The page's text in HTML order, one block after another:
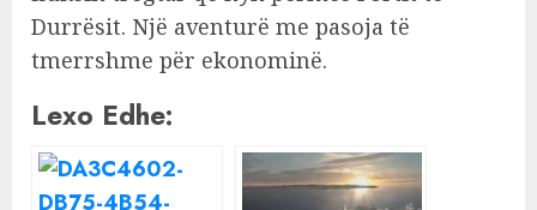
Durrësit. Një aventurë me pasoja të
tmerrshme për ekonominë.
Lexo Edhe: